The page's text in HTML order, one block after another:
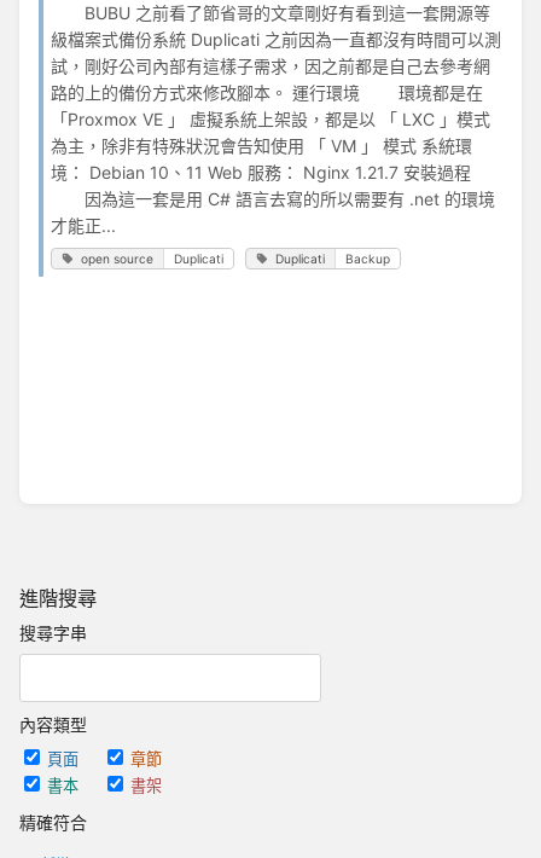
進階搜尋
搜尋字串
內容類型
頁面
章節
書本
書架
精確符合
BUBU 之前看了節省哥的文章剛好有看到這一套開源等
級檔案式備份系統 Duplicati 之前因為一直都沒有時間可以測
試，剛好公司內部有這樣子需求，因之前都是自己去參考網
路的上的備份方式來修改腳本。 運行環境 環境都是在
「Proxmox VE 」 虛擬系統上架設，都是以 「 LXC 」模式
為主，除非有特殊狀況會告知使用 「 VM 」 模式 系統環
境： Debian 10、11 Web 服務： Nginx 1.21.7 安裝過程
因為這一套是用 C# 語言去寫的所以需要有 .net 的環境
才能正...
open source Duplicati Duplicati Backup